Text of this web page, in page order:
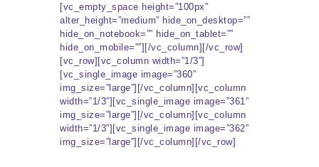
[vc_empty_space height=”100px”
alter_height=”medium” hide_on_desktop=””
hide_on_notebook=”” hide_on_tablet=””
hide_on_mobile=””][/vc_column][/vc_row]
[vc_row][vc_column width=”1/3”]
[vc_single_image image=”360”
img_size=”large”][/vc_column][vc_column
width=”1/3”][vc_single_image image=”361”
img_size=”large”][/vc_column][vc_column
width=”1/3”][vc_single_image image=”362”
img_size=”large”][/vc_column][/vc_row]